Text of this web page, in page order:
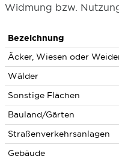
Widmung bzw.
Bezeichnung
Äcker, Wiesen oder
Wälder
Sonstige Flächen
Bauland/Gärten
Straßenverkehrsanlagen
Gebäude